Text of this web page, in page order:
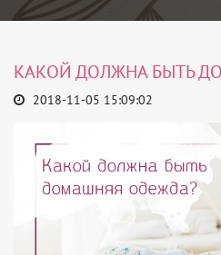
КАКОЙ ДОЛЖНА БЫТЬ
2018-11-05 15:09:02